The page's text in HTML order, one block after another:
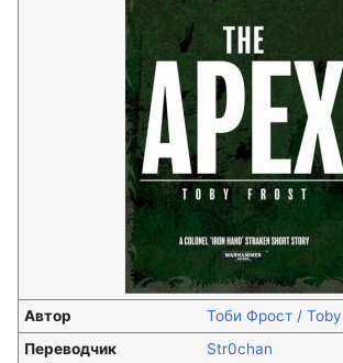
Автор
Тоби Фрост /
Переводчик
Str0chan